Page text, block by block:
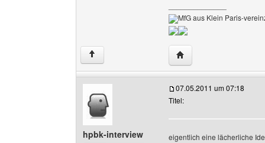
MfG aus Klein Paris-
↑ Website dieses
hpbk-interview
07.05.2011 um 07:18
Titel:
eigentlich eine lächerliche